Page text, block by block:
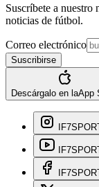
Suscríbete a nuestro
noticias de fútbol.
Correo electrónico
Suscribirse
Descárgalo en laApp